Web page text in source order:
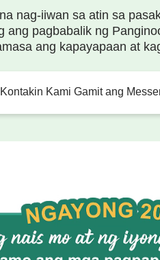
na kaalaman
alin ang pinaka-angkop
kanyang pagsasagawa,
bagong gawain, at ang
ito, kahit ano pa
ito, mga hangganang
Ngayon ay aking
gawaing maraming
nag-iiwan sa atin sa
ang pagbabalik ng
ang kapayapaan at
Kontakin Kami Gamit ang